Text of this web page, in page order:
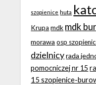
szopienice huta
Krupa mdk mdk
morawa osp
dzielnicy rada
pomocniczej nr 15
15 szopienice-